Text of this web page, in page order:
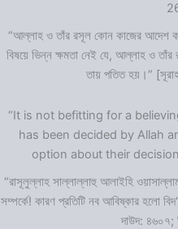
“আল্লাহ ও তাঁর রসূল কোন কাজের আদেশ
বিষয়ে ভিন্ন ক্ষমতা নেই যে, আল্লাহ ও
তায় পতিত হয়।”
“It is not befitting for a
has been decided by Allah
option about their
“রাসূলুল্লাহ সাল্লাল্লাহু আলাইহি
সম্পর্কে! কারণ প্রতিটি নব আবিষ্কার হলো
দাউদ: ৪৬০৭;